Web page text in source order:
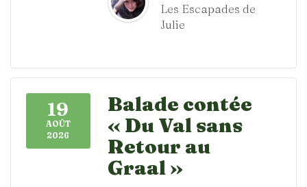
Les Escapades de
Julie
19
AOÛT
2026
Balade contée
« Du Val sans
Retour au
Graal »